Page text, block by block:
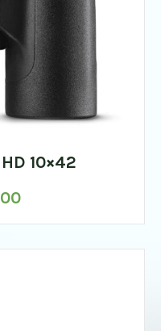
10×42